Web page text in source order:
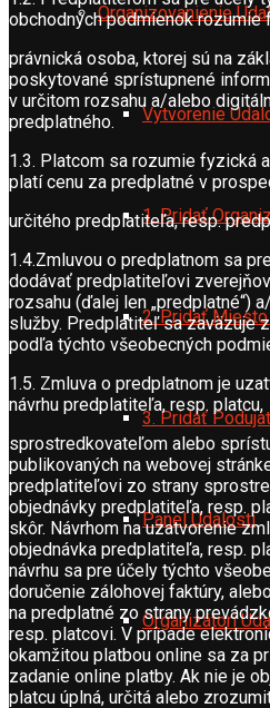
Organizovanienie
Vytvorenie
1. Pridať
2. Pridať Miesto
3. Pridať
Panel Udalosti
Organizátori
obchodných podmienok rozumie
právnická osoba, ktorej sú na
poskytované sprístupnené
v určitom rozsahu a/alebo
predplatného.
1.3. Platcom sa rozumie fyzická
platí cenu za predplatné v
určitého predplatiteľa, resp.
1.4.Zmluvou o predplatnom sa
dodávať predplatiteľovi
rozsahu (ďalej len „predplatné“)
služby. Predplatiteľ sa zaväzuje
podľa týchto všeobecných
1.5. Zmluva o predplatnom je
návrhu predplatiteľa, resp. platcu,
sprostredkovateľom alebo
publikovaných na webovej
predplatiteľovi zo strany
objednávky predplatiteľa, resp.
skôr. Návrhom na uzatvorenie
objednávka predplatiteľa, resp.
návrhu sa pre účely týchto
doručenie zálohovej faktúry,
na predplatné zo strany
resp. platcovi. V prípade
okamžitou platbou online sa za
zadanie online platby. Ak nie je
platcu úplná, určitá alebo